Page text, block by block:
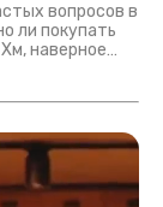
вопросов в
ли покупать
что -